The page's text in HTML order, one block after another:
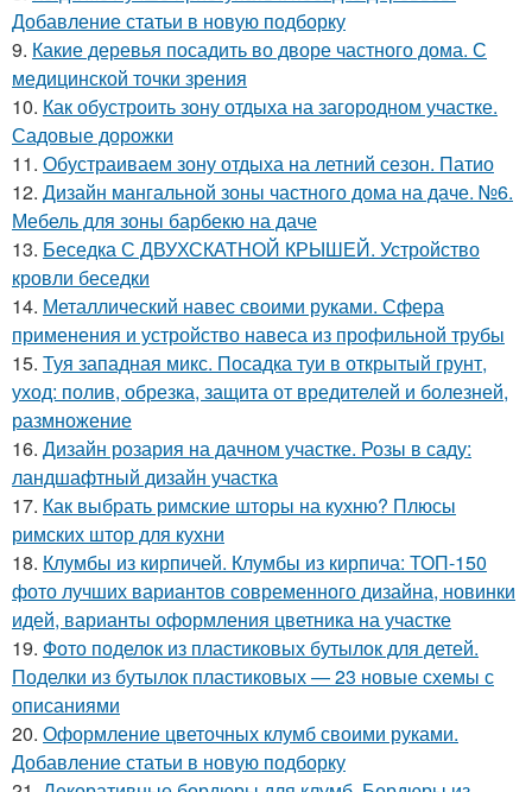
Добавление статьи в новую подборку
9. Какие деревья посадить во дворе частного дома. С
медицинской точки зрения
10. Как обустроить зону отдыха на загородном участке.
Садовые дорожки
11. Обустраиваем зону отдыха на летний сезон. Патио
12. Дизайн мангальной зоны частного дома на даче. №6.
Мебель для зоны барбекю на даче
13. Беседка С ДВУХСКАТНОЙ КРЫШЕЙ. Устройство
кровли беседки
14. Металлический навес своими руками. Сфера
применения и устройство навеса из профильной трубы
15. Туя западная микс. Посадка туи в открытый грунт,
уход: полив, обрезка, защита от вредителей и болезней,
размножение
16. Дизайн розария на дачном участке. Розы в саду:
ландшафтный дизайн участка
17. Как выбрать римские шторы на кухню? Плюсы
римских штор для кухни
18. Клумбы из кирпичей. Клумбы из кирпича: ТОП-150
фото лучших вариантов современного дизайна, новинки
идей, варианты оформления цветника на участке
19. Фото поделок из пластиковых бутылок для детей.
Поделки из бутылок пластиковых — 23 новые схемы с
описаниями
20. Оформление цветочных клумб своими руками.
Добавление статьи в новую подборку